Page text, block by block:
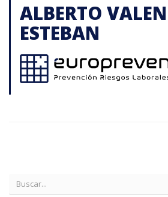
ALBERTO
ESTEBAN